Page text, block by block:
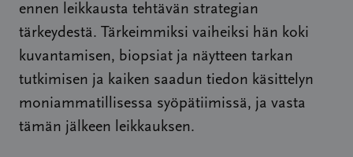
ennen leikkausta tehtävän strategian
tärkeydestä. Tärkeimmiksi vaiheiksi hän koki
kuvantamisen, biopsiat ja näytteen tarkan
tutkimisen ja kaiken saadun tiedon käsittelyn
moniammatillisessa syöpätiimissä, ja vasta
tämän jälkeen leikkauksen.